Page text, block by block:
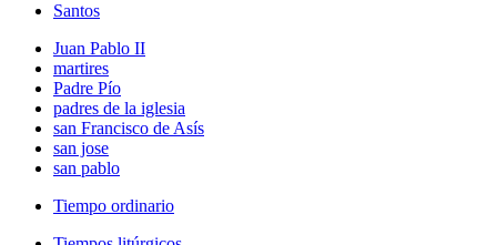
Santos
Juan Pablo II
martires
Padre Pío
padres de la iglesia
san Francisco de Asís
san jose
san pablo
Tiempo ordinario